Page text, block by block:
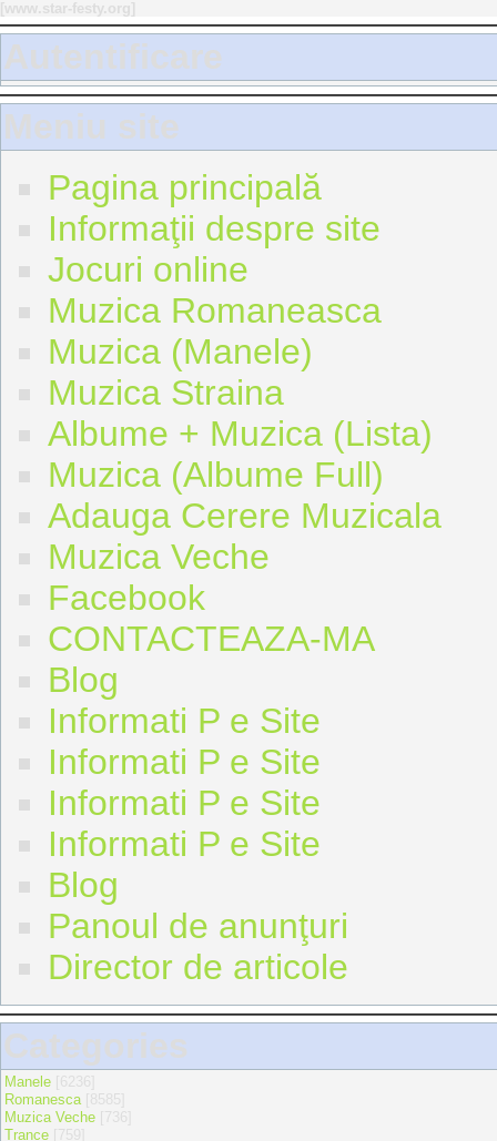
Autentificare
Meniu site
Pagina principală
Informaţii despre site
Jocuri online
Muzica Romaneasca
Muzica (Manele)
Muzica Straina
Albume + Muzica (Lista)
Muzica (Albume Full)
Adauga Cerere Muzicala
Muzica Veche
Facebook
CONTACTEAZA-MA
Blog
Informati P e Site
Informati P e Site
Informati P e Site
Informati P e Site
Blog
Panoul de anunţuri
Director de articole
Categories
Manele
Romanesca
Muzica Veche
Trance